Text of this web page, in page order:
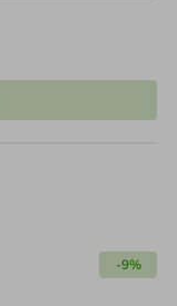
-9%